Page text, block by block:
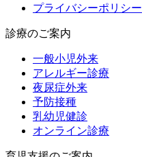
プライバシーポリシー
診療のご案内
一般小児外来
アレルギー診療
夜尿症外来
予防接種
乳幼児健診
オンライン診療